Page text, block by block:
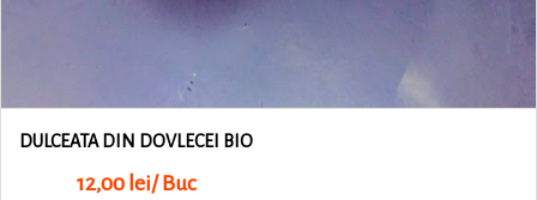
DULCEATA DIN DOVLECEI BIO
12,00 lei/ Buc